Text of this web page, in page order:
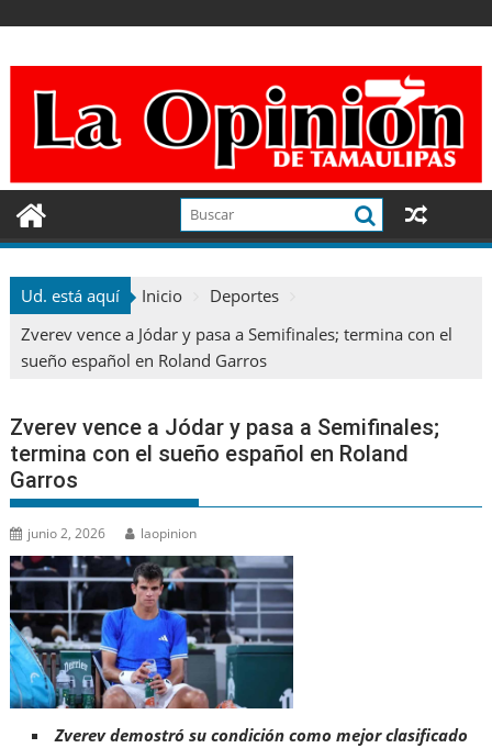
contenido
Ud. está aquí Inicio
Deportes
Zverev vence a Jódar y pasa a Semifinales; termina con el
sueño español en Roland Garros
Zverev vence a Jódar y pasa a Semifinales;
termina con el sueño español en Roland
Garros
junio 2, 2026 laopinion
Zverev demostró su condición como mejor clasificado